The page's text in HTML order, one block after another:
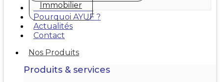
Immobilier
Nos réalisations
Pourquoi AYUF ?
Actualités
Contact
Nos Produits
Produits & services